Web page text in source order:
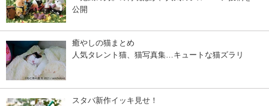
公開
癒やしの猫まとめ
人気タレント猫、猫写真集…キュートな猫ズラリ
スタバ新作イッキ見せ！